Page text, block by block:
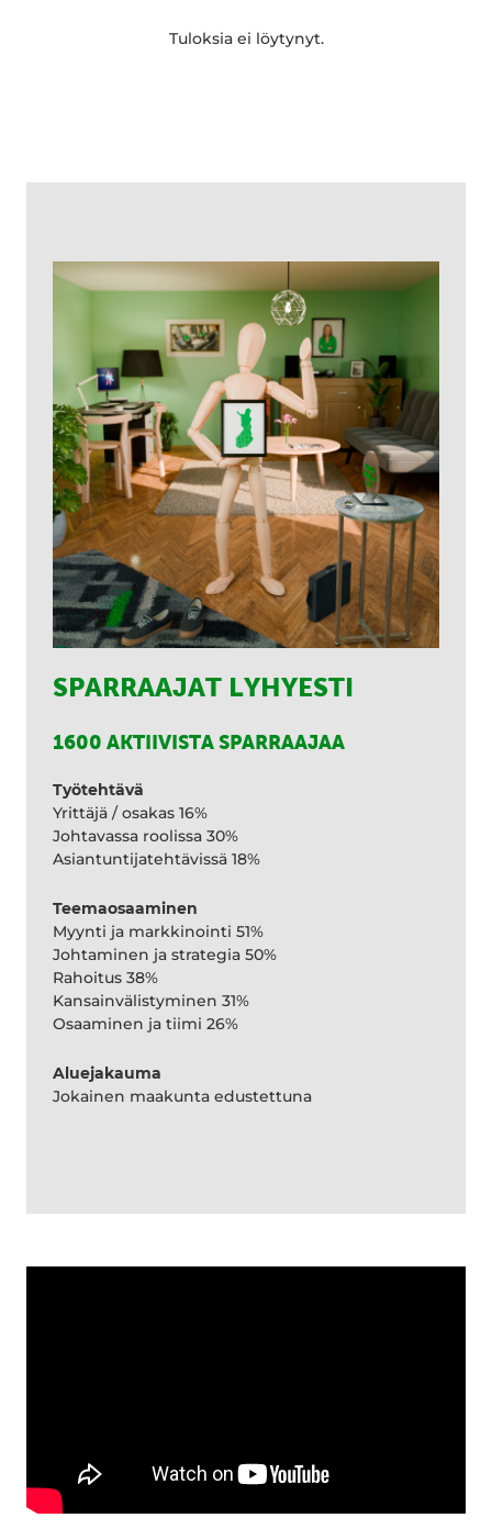
Tuloksia ei löytynyt.
SPARRAAJAT LYHYESTI
1600 AKTIIVISTA SPARRAAJAA
Työtehtävä
Yrittäjä / osakas 16%
Johtavassa roolissa 30%
Asiantuntijatehtävissä 18%
Teemaosaaminen
Myynti ja markkinointi 51%
Johtaminen ja strategia 50%
Rahoitus 38%
Kansainvälistyminen 31%
Osaaminen ja tiimi 26%
Aluejakauma
Jokainen maakunta edustettuna